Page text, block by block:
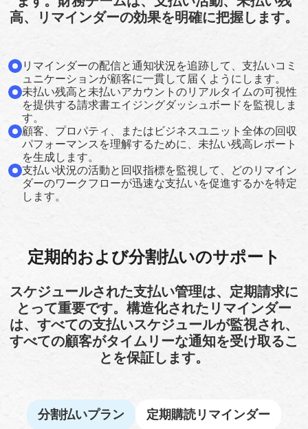
高、リマインダーの効果を明確に把握します。
リマインダーの配信と通知状況を追跡して、支払いコミ
ュニケーションが顧客に一貫して届くようにします。
未払い残高と未払いアカウントのリアルタイムの可視性
を提供する請求書エイジングダッシュボードを監視しま
す。
顧客、プロパティ、またはビジネスユニット全体の回収
パフォーマンスを理解するために、未払い残高レポート
を生成します。
支払い状況の活動と回収指標を監視して、どのリマイン
ダーのワークフローが迅速な支払いを促進するかを特定
します。
定期的および分割払いのサポート
スケジュールされた支払い管理は、定期請求に
とって重要です。構造化されたリマインダー
は、すべての支払いスケジュールが監視され、
すべての顧客がタイムリーな通知を受け取るこ
とを保証します。
分割払いプラン
定期購読リマインダー